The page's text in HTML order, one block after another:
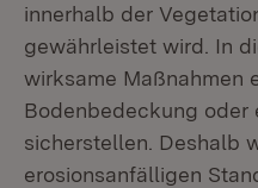
innerhalb der
gewährleistet wird. In
wirksame Maßnahmen
Bodenbedeckung oder
sicherstellen. Deshalb
erosionsanfälligen